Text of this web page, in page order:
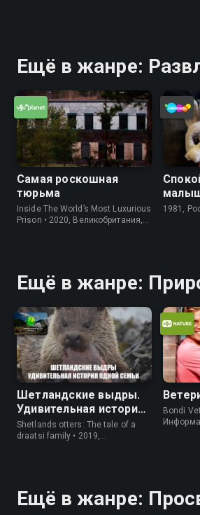
Ещё в жанре:
Самая роскошная
тюрьма
Inside The World’s Most Luxurious
Prison • 2020, Великобритания,
1981,
Ещё в жанре:
Шетландские выдры.
Удивительная история
одной семьи
Shetlands otters: The tale of a
draatsi family • 2019,
Bondi
Ещё в жанре: